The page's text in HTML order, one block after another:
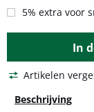
5% extra voor
In
Artikelen
Beschrijving